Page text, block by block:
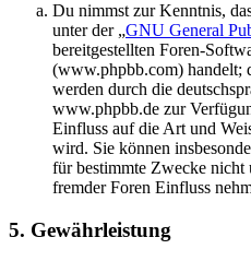
Du nimmst zur Kenntnis,
unter der „GNU General
bereitgestellten Foren-
(www.phpbb.com) handelt;
werden durch die
www.phpbb.de zur
Einfluss auf die Art und
wird. Sie können
für bestimmte Zwecke nicht
fremder Foren Einfluss
5. Gewährleistung